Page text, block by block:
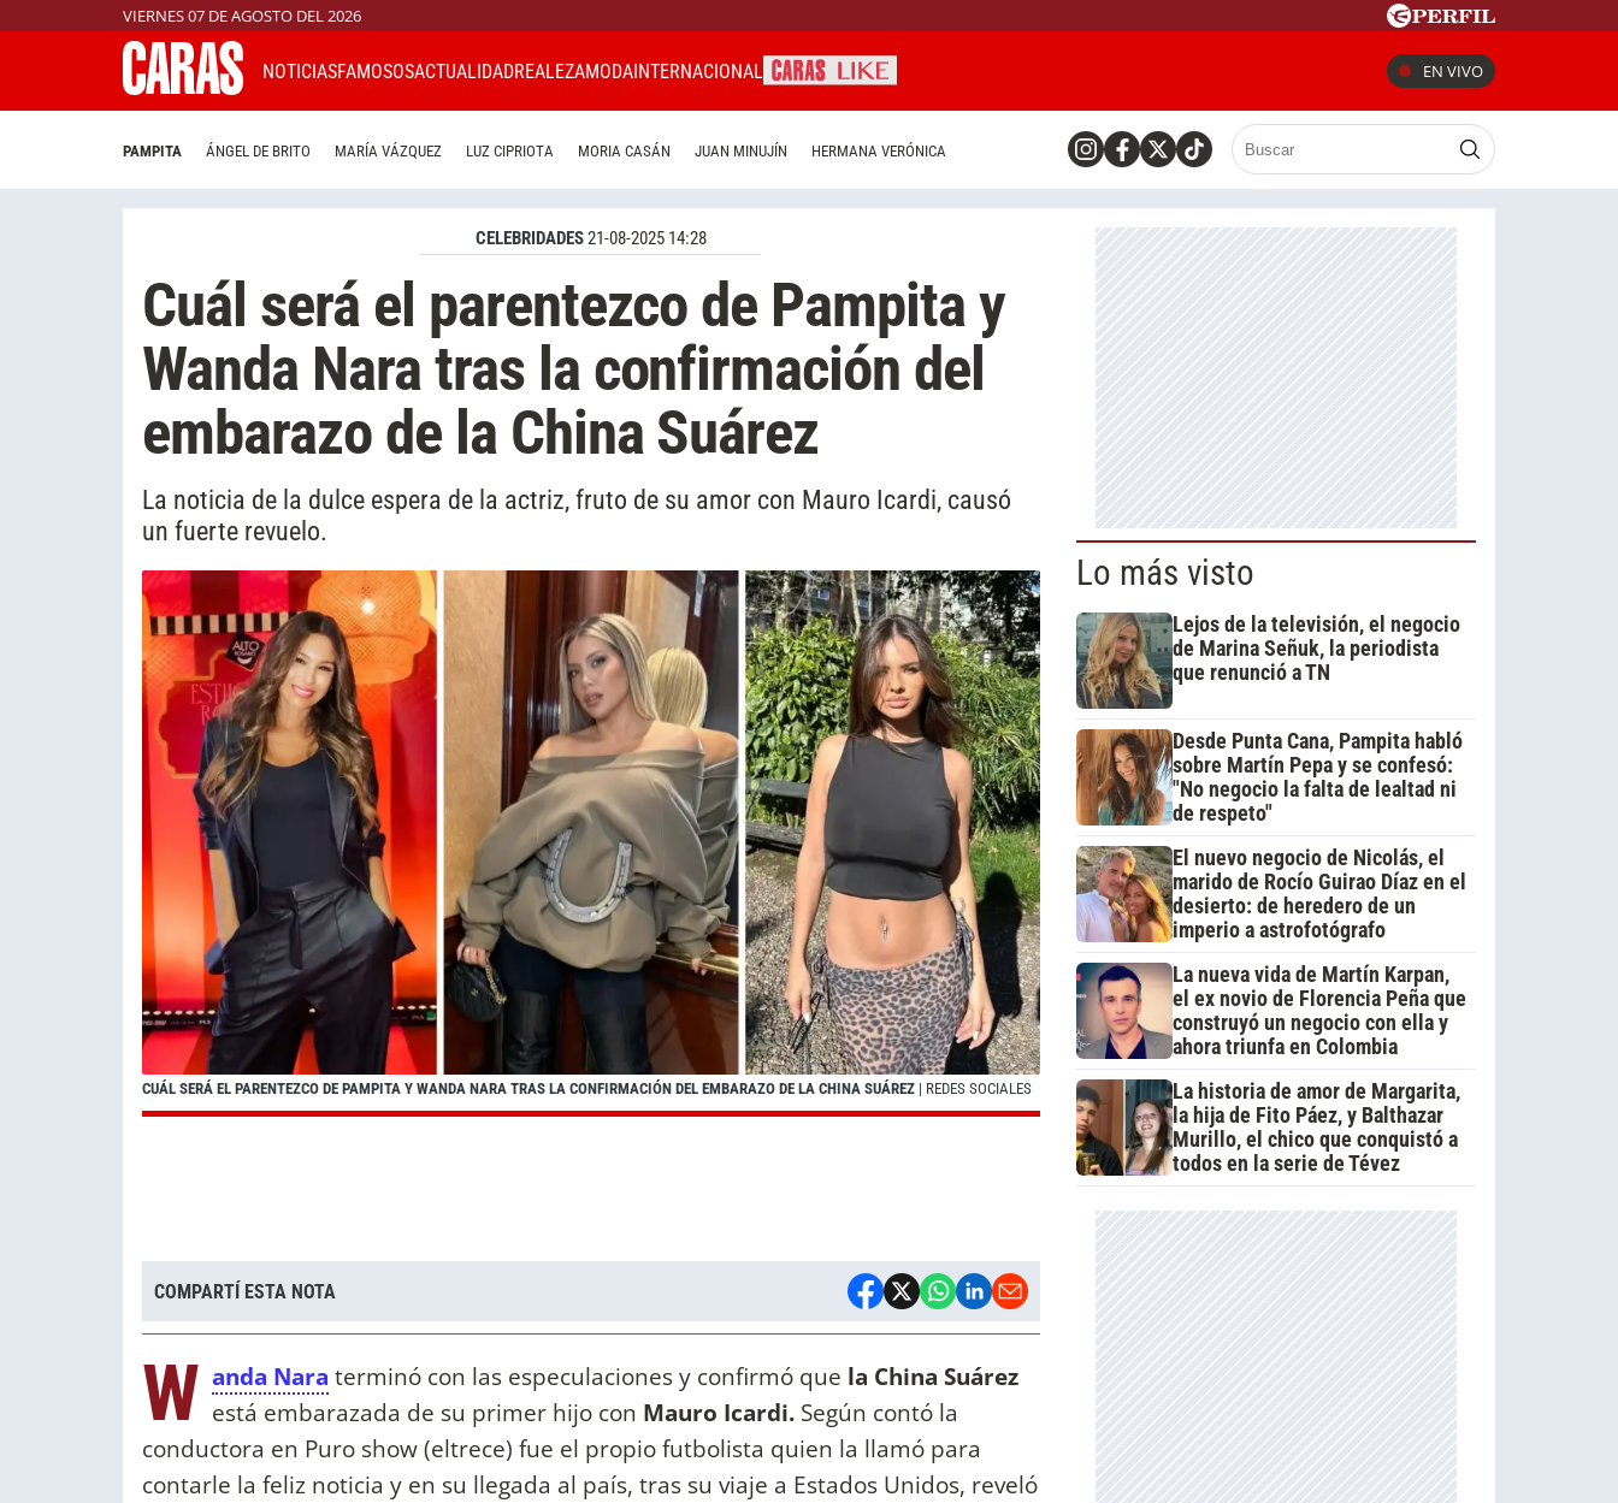
VIERNES 07 DE AGOSTO DEL 2026
NOTICIASFAMOSOSACTUALIDADREALEZAMODAINTERNACIONAL EN VIVO
PAMPITA ÁNGEL DE BRITO MARÍA VÁZQUEZ LUZ CIPRIOTA MORIA CASÁN JUAN MINUJÍN HERMANA VERÓNICA
CELEBRIDADES21-08-2025 14:28
Cuál será el parentezco de Pampita y
Wanda Nara tras la confirmación del
embarazo de la China Suárez
La noticia de la dulce espera de la actriz, fruto de su amor con Mauro Icardi, causó
un fuerte revuelo.
CUÁL SERÁ EL PARENTEZCO DE PAMPITA Y WANDA NARA TRAS LA CONFIRMACIÓN DEL EMBARAZO DE LA CHINA SUÁREZ | REDES SOCIALES
COMPARTÍ ESTA NOTA
W anda Nara terminó con las especulaciones y confirmó que la China Suárez
está embarazada de su primer hijo con Mauro Icardi. Según contó la
conductora en Puro show (eltrece) fue el propio futbolista quien la llamó para
contarle la feliz noticia y en su llegada al país, tras su viaje a Estados Unidos, reveló
Lo más visto
Lejos de la televisión, el negocio
de Marina Señuk, la periodista
que renunció a TN
Desde Punta Cana, Pampita habló
sobre Martín Pepa y se confesó:
"No negocio la falta de lealtad ni
de respeto"
El nuevo negocio de Nicolás, el
marido de Rocío Guirao Díaz en el
desierto: de heredero de un
imperio a astrofotógrafo
La nueva vida de Martín Karpan,
el ex novio de Florencia Peña que
construyó un negocio con ella y
ahora triunfa en Colombia
La historia de amor de Margarita,
la hija de Fito Páez, y Balthazar
Murillo, el chico que conquistó a
todos en la serie de Tévez